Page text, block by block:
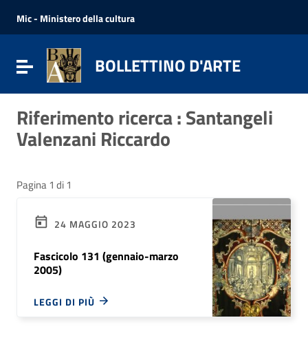
Vai al menu di navigazione
Vai al footer
Mic - Ministero della cultura
Attiva / disattiva la navigazione
BOLLETTINO D'ARTE
Riferimento ricerca : Santangeli
Valenzani Riccardo
Pagina 1 di 1
24 MAGGIO 2023
Fascicolo 131 (gennaio-marzo
2005)
LEGGI DI PIÙ